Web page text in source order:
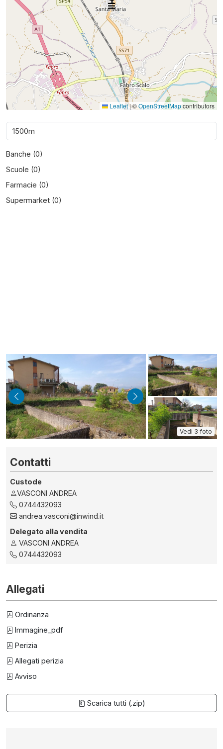
Leaflet|©OpenStreetMapcontributors
Banche (0)
Scuole (0)
Farmacie (0)
Supermarket (0)
indietro avanti
Vedi 3 foto
Contatti
Custode
VASCONI ANDREA
0744432093
andrea.vasconi@inwind.it
Delegato alla vendita
VASCONI ANDREA
0744432093
Allegati
Ordinanza
Immagine_pdf
Perizia
Allegati perizia
Avviso
Scarica tutti (.zip)